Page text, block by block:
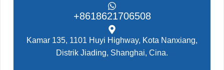
+8618621706508
Kamar 135, 1101 Huyi Highway, Kota Nanxiang,
Distrik Jiading, Shanghai, Cina.